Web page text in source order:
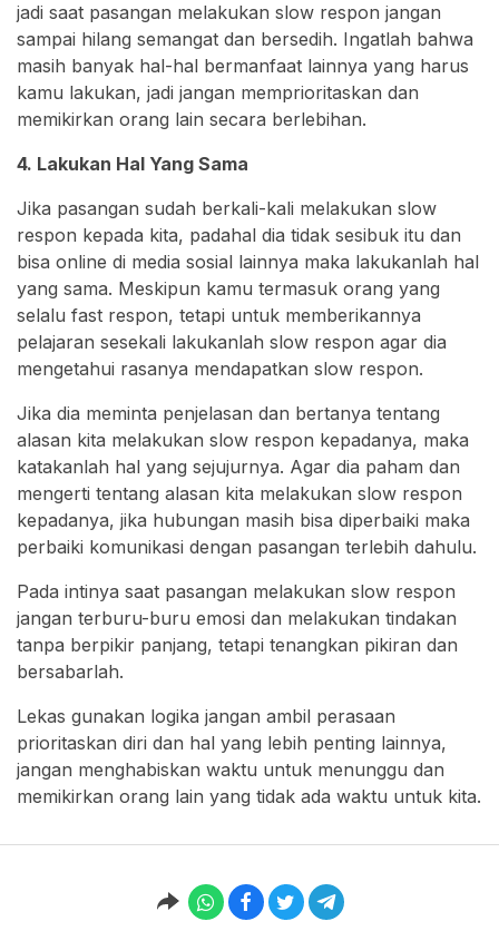
jadi saat pasangan melakukan slow respon jangan
sampai hilang semangat dan bersedih. Ingatlah bahwa
masih banyak hal-hal bermanfaat lainnya yang harus
kamu lakukan, jadi jangan memprioritaskan dan
memikirkan orang lain secara berlebihan.
4. Lakukan Hal Yang Sama
Jika pasangan sudah berkali-kali melakukan slow
respon kepada kita, padahal dia tidak sesibuk itu dan
bisa online di media sosial lainnya maka lakukanlah hal
yang sama. Meskipun kamu termasuk orang yang
selalu fast respon, tetapi untuk memberikannya
pelajaran sesekali lakukanlah slow respon agar dia
mengetahui rasanya mendapatkan slow respon.
Jika dia meminta penjelasan dan bertanya tentang
alasan kita melakukan slow respon kepadanya, maka
katakanlah hal yang sejujurnya. Agar dia paham dan
mengerti tentang alasan kita melakukan slow respon
kepadanya, jika hubungan masih bisa diperbaiki maka
perbaiki komunikasi dengan pasangan terlebih dahulu.
Pada intinya saat pasangan melakukan slow respon
jangan terburu-buru emosi dan melakukan tindakan
tanpa berpikir panjang, tetapi tenangkan pikiran dan
bersabarlah.
Lekas gunakan logika jangan ambil perasaan
prioritaskan diri dan hal yang lebih penting lainnya,
jangan menghabiskan waktu untuk menunggu dan
memikirkan orang lain yang tidak ada waktu untuk kita.